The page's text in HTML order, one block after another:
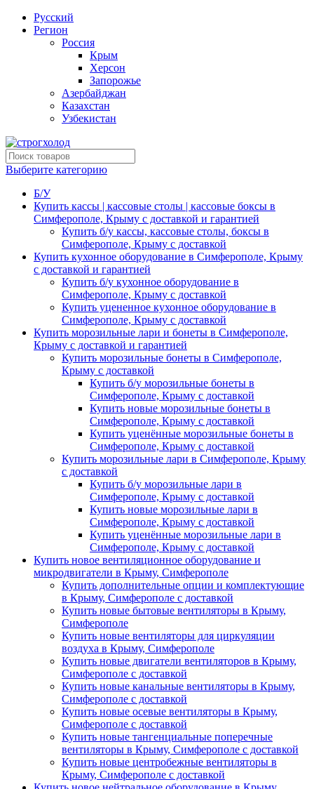
Русский
Регион
Россия
Крым
Херсон
Запорожье
Азербайджан
Казахстан
Узбекистан
Выберите категорию
Б/У
Купить кассы | кассовые столы | кассовые боксы в
Симферополе, Крыму с доставкой и гарантией
Купить б/у кассы, кассовые столы, боксы в
Симферополе, Крыму с доставкой
Купить кухонное оборудование в Симферополе, Крыму
с доставкой и гарантией
Купить б/у кухонное оборудование в
Симферополе, Крыму с доставкой
Купить уцененное кухонное оборудование в
Симферополе, Крыму с доставкой
Купить морозильные лари и бонеты в Симферополе,
Крыму с доставкой и гарантией
Купить морозильные бонеты в Симферополе,
Крыму с доставкой
Купить б/у морозильные бонеты в
Симферополе, Крыму с доставкой
Купить новые морозильные бонеты в
Симферополе, Крыму с доставкой
Купить уценённые морозильные бонеты в
Симферополе, Крыму с доставкой
Купить морозильные лари в Симферополе, Крыму
с доставкой
Купить б/у морозильные лари в
Симферополе, Крыму с доставкой
Купить новые морозильные лари в
Симферополе, Крыму с доставкой
Купить уценённые морозильные лари в
Симферополе, Крыму с доставкой
Купить новое вентиляционное оборудование и
микродвигатели в Крыму, Симферополе
Купить дополнительные опции и комплектующие
в Крыму, Симферополе с доставкой
Купить новые бытовые вентиляторы в Крыму,
Симферополе
Купить новые вентиляторы для циркуляции
воздуха в Крыму, Симферополе
Купить новые двигатели вентиляторов в Крыму,
Симферополе с доставкой
Купить новые канальные вентиляторы в Крыму,
Симферополе с доставкой
Купить новые осевые вентиляторы в Крыму,
Симферополе с доставкой
Купить новые тангенциальные поперечные
вентиляторы в Крыму, Симферополе с доставкой
Купить новые центробежные вентиляторы в
Крыму, Симферополе с доставкой